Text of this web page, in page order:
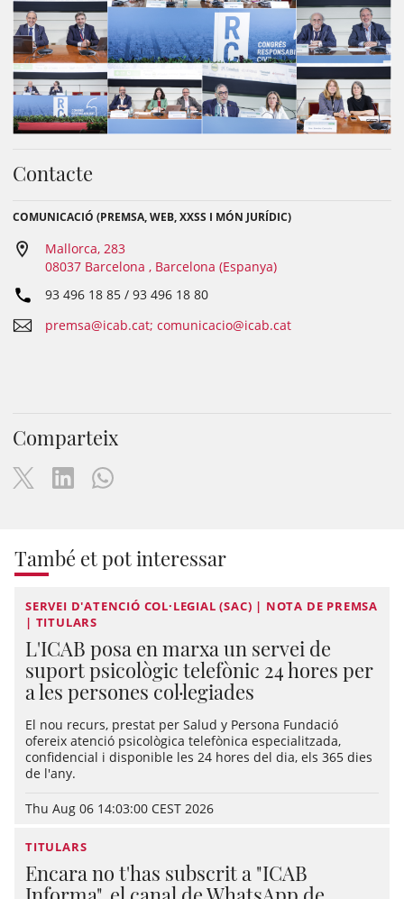
Contacte
COMUNICACIÓ (PREMSA, WEB, XXSS I MÓN JURÍDIC)
Mallorca, 283
08037 Barcelona , Barcelona (Espanya)
93 496 18 85 / 93 496 18 80
premsa@icab.cat; comunicacio@icab.cat
Comparteix
També et pot interessar
SERVEI D'ATENCIÓ COL·LEGIAL (SAC) | NOTA DE PREMSA
| TITULARS
L'ICAB posa en marxa un servei de
suport psicològic telefònic 24 hores per
a les persones col·legiades
El nou recurs, prestat per Salud y Persona Fundació
ofereix atenció psicològica telefònica especialitzada,
confidencial i disponible les 24 hores del dia, els 365 dies
de l'any.
Thu Aug 06 14:03:00 CEST 2026
TITULARS
Encara no t'has subscrit a "ICAB